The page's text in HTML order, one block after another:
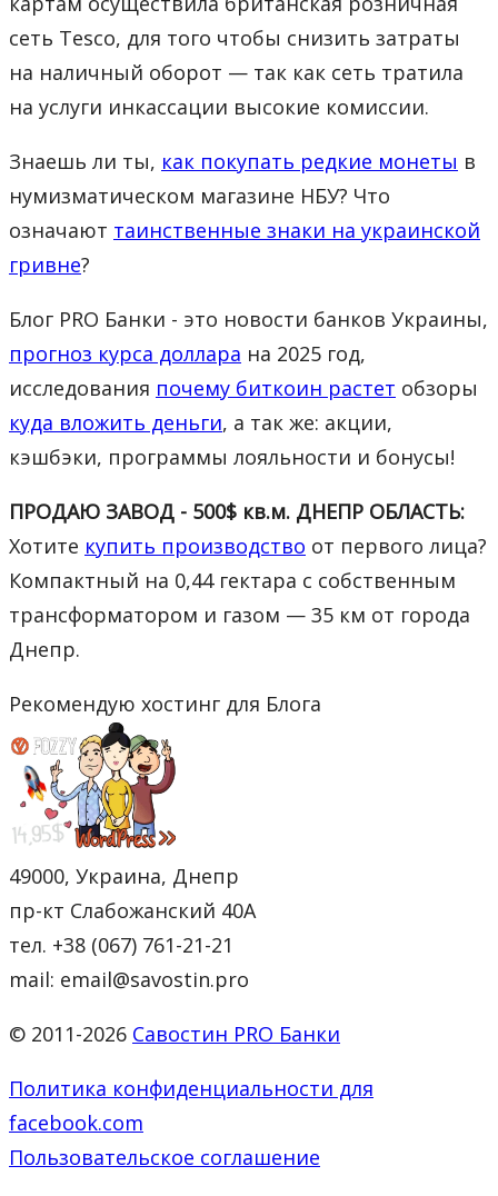
сеть Tesco, для того чтобы снизить затраты
на наличный оборот — так как сеть тратила
на услуги инкассации высокие комиссии.
Знаешь ли ты, как покупать редкие монеты в
нумизматическом магазине НБУ? Что
означают таинственные знаки на украинской
гривне?
Блог PRO Банки - это новости банков Украины,
прогноз курса доллара на 2025 год,
исследования почему биткоин растет обзоры
куда вложить деньги, а так же: акции,
кэшбэки, программы лояльности и бонусы!
ПРОДАЮ ЗАВОД - 500$ кв.м. ДНЕПР ОБЛАСТЬ:
Хотите купить производство от первого лица?
Компактный на 0,44 гектара с собственным
трансформатором и газом — 35 км от города
Днепр.
Рекомендую хостинг для Блога
49000, Украина, Днепр
пр-кт Слабожанский 40А
тел. +38 (067) 761-21-21
mail: email@savostin.pro
© 2011-2026 Савостин PRO Банки
Политика конфиденциальности для
facebook.com
Пользовательское соглашение